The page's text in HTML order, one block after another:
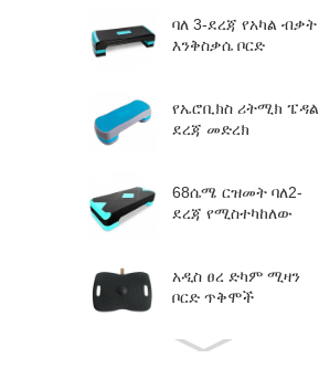
ባለ 3-ደረጃ የአካል ብቃት
እንቅስቃሴ ቦርድ
የኤሮቢክስ ሪትሚክ ፔዳል
ደረጃ መድረክ
68ሴሜ ርዝመት ባለ2-
ደረጃ የሚስተካከለው
አዲስ ፀረ ድካም ሚዛን
ቦርድ ጥቅሞች